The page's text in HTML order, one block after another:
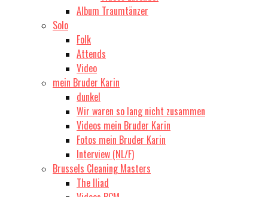
Album Traumtänzer
Solo
Folk
Attends
Video
mein Bruder Karin
dunkel
Wir waren so lang nicht zusammen
Videos mein Bruder Karin
Fotos mein Bruder Karin
Interview (NL/F)
Brussels Cleaning Masters
The Iliad